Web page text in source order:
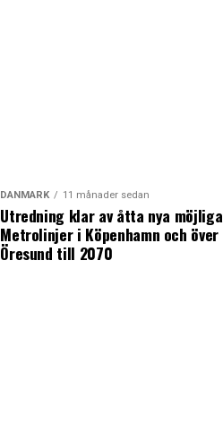
DANMARK 11 månader sedan
Utredning klar av åtta nya möjliga
Metrolinjer i Köpenhamn och över
Öresund till 2070